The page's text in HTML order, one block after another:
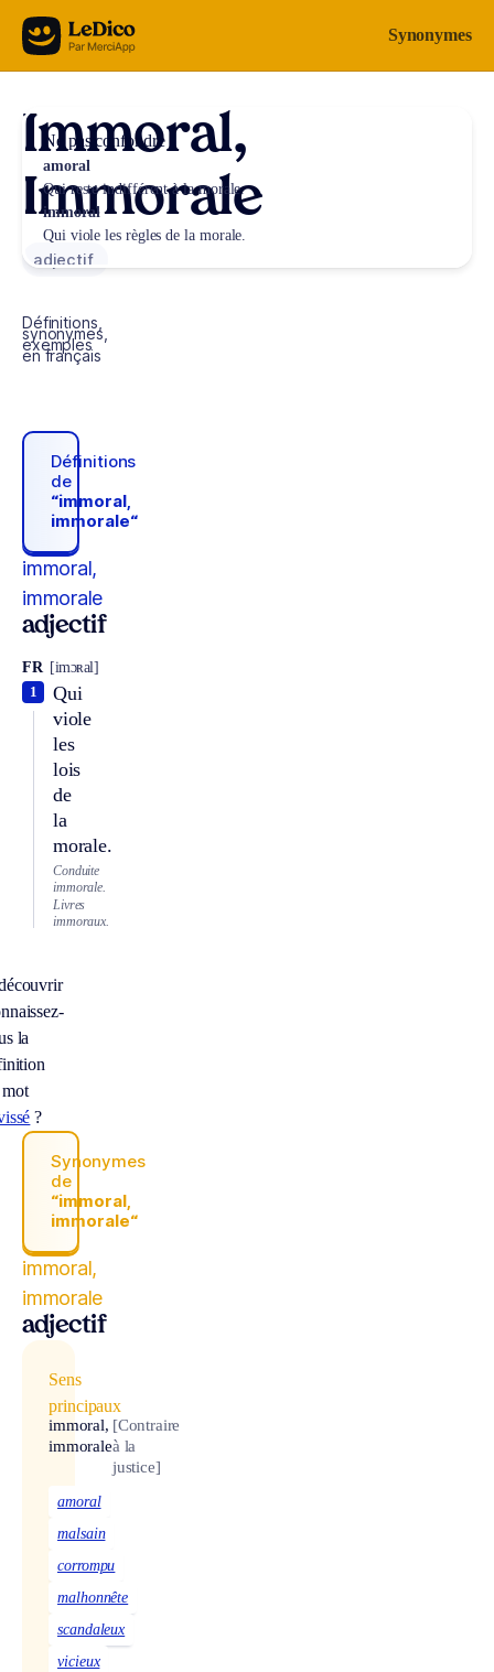
Aller au contenu Synonymes
Immoral,
Immorale
adjectif
Définitions,
synonymes,
exemples
en français
Définitions
de
“immoral,
immorale“
immoral,
immorale
adjectif
FR [imɔʀal]
Qui
viole
les
lois
de
la
morale.
1
Conduite
immorale.
Livres
immoraux.
la
?
Synonymes
de
“immoral,
immorale“
immoral,
immorale
adjectif
Sens
principaux
immoral,
immorale
[Contraire
à la
justice]
amoral
malsain
corrompu
malhonnête
scandaleux
vicieux
Ne pas confondre
amoral
Qui reste indifférent à la morale.
immoral
Qui viole les règles de la morale.